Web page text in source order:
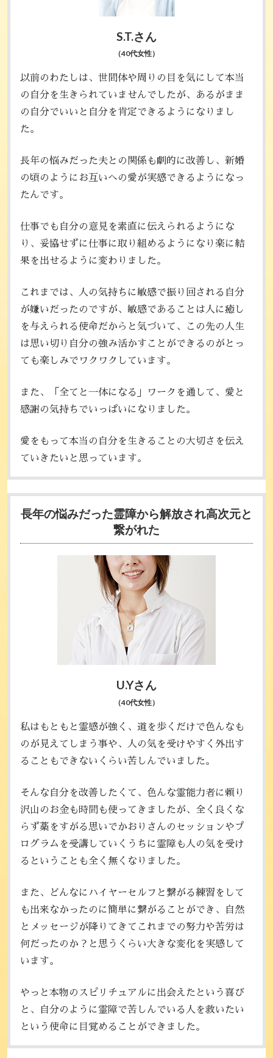
S.T.さん
（40代女性）
以前のわたしは、世間体や周りの目を気にして本当
の自分を生きられていませんでしたが、あるがまま
の自分でいいと自分を肯定できるようになりまし
た。
長年の悩みだった夫との関係も劇的に改善し、新婚
の頃のようにお互いへの愛が実感できるようになっ
たんです。
仕事でも自分の意見を素直に伝えられるようにな
り、妥協せずに仕事に取り組めるようになり楽に結
果を出せるように変わりました。
これまでは、人の気持ちに敏感で振り回される自分
が嫌いだったのですが、敏感であることは人に癒し
を与えられる使命だからと気づいて、この先の人生
は思い切り自分の強み活かすことができるのがとっ
ても楽しみでワクワクしています。
また、「全てと一体になる」ワークを通して、愛と
感謝の気持ちでいっぱいになりました。
愛をもって本当の自分を生きることの大切さを伝え
ていきたいと思っています。
長年の悩みだった霊障から解放され高次元と
繋がれた
U.Yさん
（40代女性）
私はもともと霊感が強く、道を歩くだけで色んなも
のが見えてしまう事や、人の気を受けやすく外出す
ることもできないくらい苦しんでいました。
そんな自分を改善したくて、色んな霊能力者に頼り
沢山のお金も時間も使ってきましたが、全く良くな
らず藁をすがる思いでかおりさんのセッションやプ
ログラムを受講していくうちに霊障も人の気を受け
るということも全く無くなりました。
また、どんなにハイヤーセルフと繋がる練習をして
も出来なかったのに簡単に繋がることができ、自然
とメッセージが降りてきてこれまでの努力や苦労は
何だったのか？と思うくらい大きな変化を実感して
います。
やっと本物のスピリチュアルに出会えたという喜び
と、自分のように霊障で苦しんでいる人を救いたい
という使命に目覚めることができました。